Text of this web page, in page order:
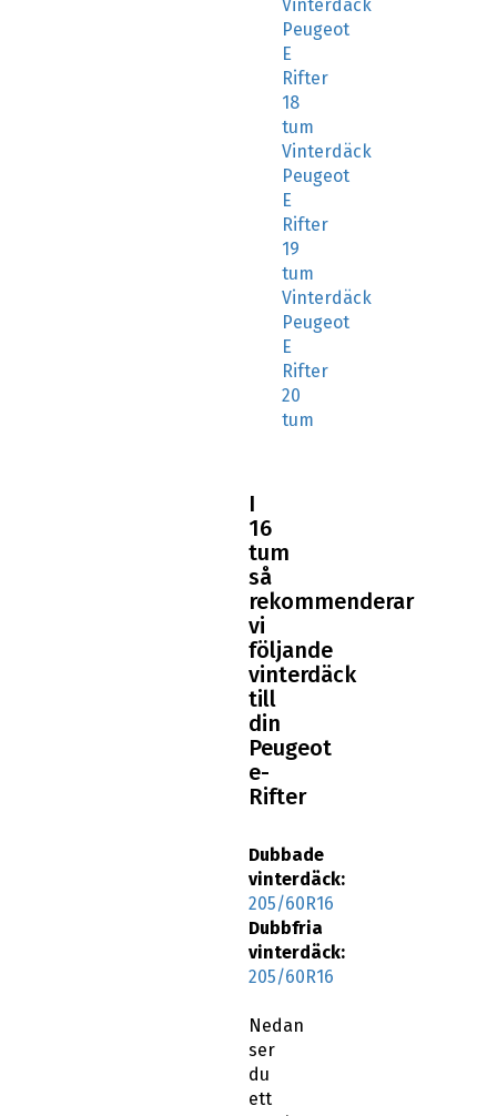
Peugeot
E
Rifter
18
tum
Vinterdäck
Peugeot
E
Rifter
19
tum
Vinterdäck
Peugeot
E
Rifter
20
tum
16
tum
så
rekommenderar
vi
följande
vinterdäck
till
din
Peugeot
e-
Rifter
vinterdäck:
205/60R16
Dubbfria
vinterdäck:
205/60R16
ser
du
ett
urval